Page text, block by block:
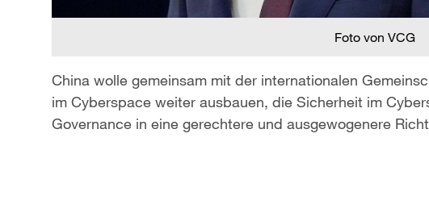
Foto von VCG
China wolle gemeinsam mit der internationalen
im Cyberspace weiter ausbauen, die Sicherheit im
Governance in eine gerechtere und ausgewogenere